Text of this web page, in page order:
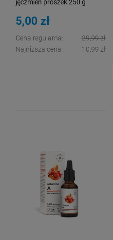
jęczmień proszek 250 g
5,00 zł
Cena regularna:
29,99 zł
Najniższa cena:
10,99 zł